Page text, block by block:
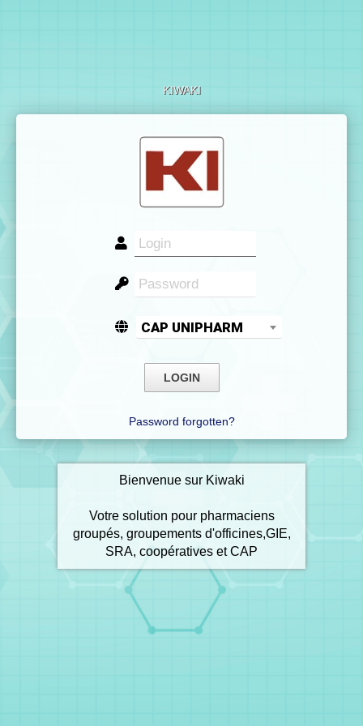
KIWAKI
CAP UNIPHARM
Password forgotten?
Bienvenue sur Kiwaki
Votre solution pour pharmaciens
groupés, groupements d'officines,GIE,
SRA, coopératives et CAP